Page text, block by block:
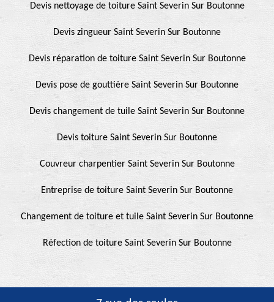
Devis nettoyage de toiture Saint Severin Sur Boutonne
Devis zingueur Saint Severin Sur Boutonne
Devis réparation de toiture Saint Severin Sur Boutonne
Devis pose de gouttière Saint Severin Sur Boutonne
Devis changement de tuile Saint Severin Sur Boutonne
Devis toiture Saint Severin Sur Boutonne
Couvreur charpentier Saint Severin Sur Boutonne
Entreprise de toiture Saint Severin Sur Boutonne
Changement de toiture et tuile Saint Severin Sur Boutonne
Réfection de toiture Saint Severin Sur Boutonne